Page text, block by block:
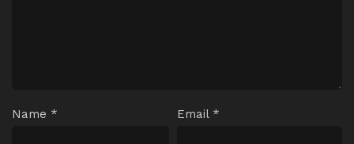
Name * Email *